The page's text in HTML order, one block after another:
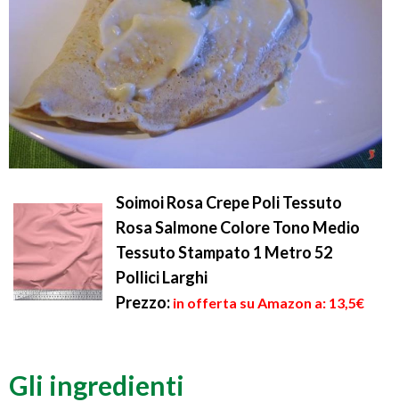
Soimoi Rosa Crepe Poli Tessuto
Rosa Salmone Colore Tono Medio
Tessuto Stampato 1 Metro 52
Pollici Larghi
Prezzo: in offerta su Amazon a: 13,5€
Gli ingredienti